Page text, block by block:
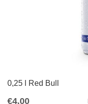
0,25 l Red Bull
€4,00